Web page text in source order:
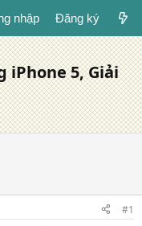
nhập Đăng ký
iPhone 5, Giải
#1